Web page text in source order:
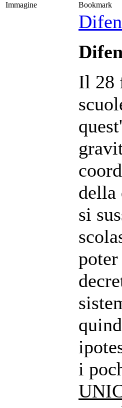
Immagine
Bookmark
Il 28
della
si
i